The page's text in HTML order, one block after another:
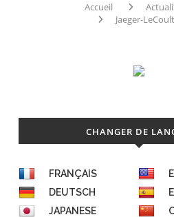
Accueil
Jaeger-
CHANGER DE
FRANÇAIS
DEUTSCH
JAPANESE